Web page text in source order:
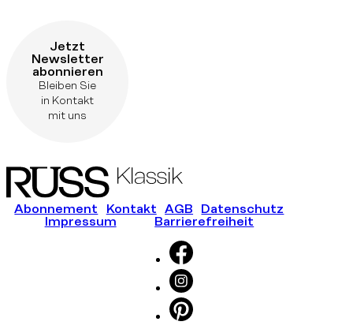
Jetzt
Newsletter
abonnieren
Bleiben Sie
in Kontakt
mit uns
Abonnement Kontakt AGB
Datenschutz
Impressum
Barrierefreiheit